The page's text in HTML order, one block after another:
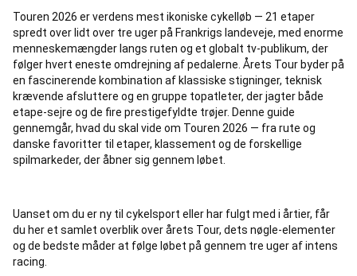
Touren 2026 er verdens mest ikoniske cykelløb — 21 etaper
spredt over lidt over tre uger på Frankrigs landeveje, med enorme
menneskemængder langs ruten og et globalt tv-publikum, der
følger hvert eneste omdrejning af pedalerne. Årets Tour byder på
en fascinerende kombination af klassiske stigninger, teknisk
krævende afsluttere og en gruppe topatleter, der jagter både
etape-sejre og de fire prestigefyldte trøjer. Denne guide
gennemgår, hvad du skal vide om Touren 2026 — fra rute og
danske favoritter til etaper, klassement og de forskellige
spilmarkeder, der åbner sig gennem løbet.
Uanset om du er ny til cykelsport eller har fulgt med i årtier, får
du her et samlet overblik over årets Tour, dets nøgle-elementer
og de bedste måder at følge løbet på gennem tre uger af intens
racing.